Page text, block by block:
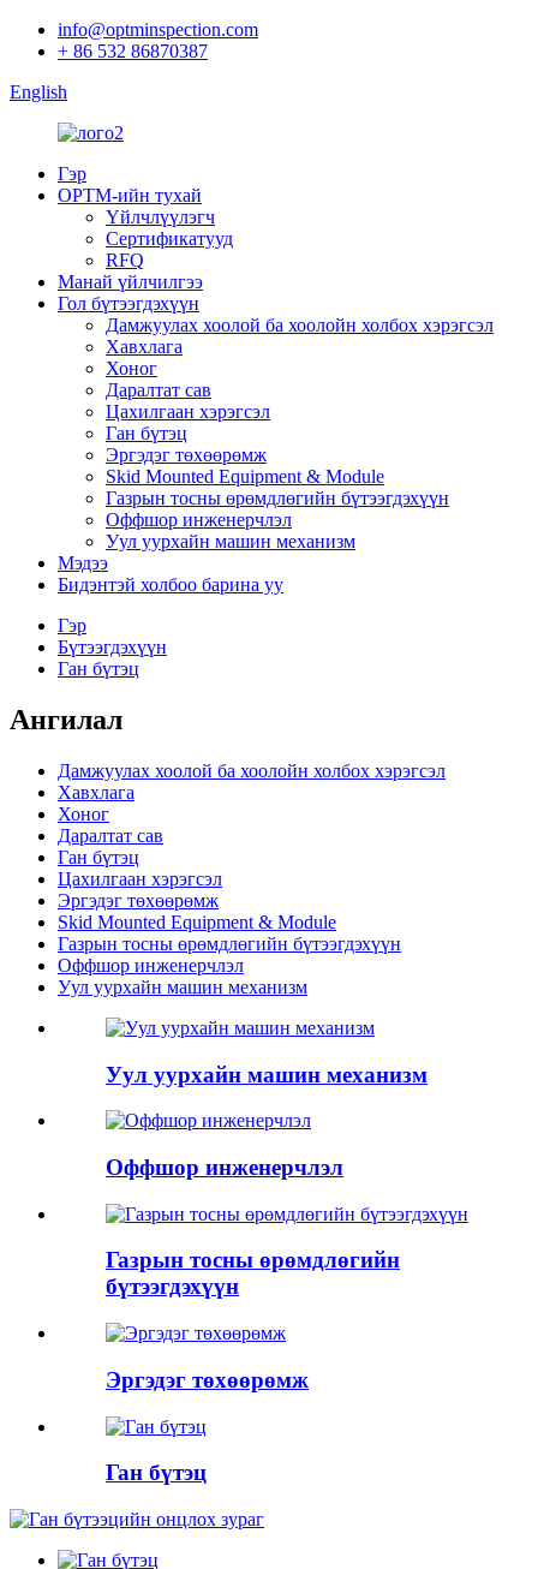
info@optminspection.com
+ 86 532 86870387
English
Гэр
OPTM-ийн тухай
Үйлчлүүлэгч
Сертификатууд
RFQ
Манай үйлчилгээ
Гол бүтээгдэхүүн
Дамжуулах хоолой ба хоолойн холбох хэрэгсэл
Хавхлага
Хоног
Даралтат сав
Цахилгаан хэрэгсэл
Ган бүтэц
Эргэдэг төхөөрөмж
Skid Mounted Equipment & Module
Газрын тосны өрөмдлөгийн бүтээгдэхүүн
Оффшор инженерчлэл
Уул уурхайн машин механизм
Мэдээ
Бидэнтэй холбоо барина уу
Гэр
Бүтээгдэхүүн
Ган бүтэц
Ангилал
Дамжуулах хоолой ба хоолойн холбох хэрэгсэл
Хавхлага
Хоног
Даралтат сав
Ган бүтэц
Цахилгаан хэрэгсэл
Эргэдэг төхөөрөмж
Skid Mounted Equipment & Module
Газрын тосны өрөмдлөгийн бүтээгдэхүүн
Оффшор инженерчлэл
Уул уурхайн машин механизм
Уул уурхайн машин механизм
Оффшор инженерчлэл
Газрын тосны өрөмдлөгийн
бүтээгдэхүүн
Эргэдэг төхөөрөмж
Ган бүтэц